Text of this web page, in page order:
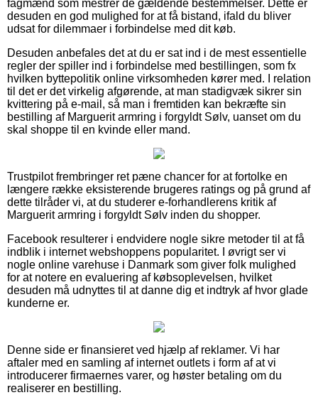
fagmænd som mestrer de gældende bestemmelser. Dette er
desuden en god mulighed for at få bistand, ifald du bliver
udsat for dilemmaer i forbindelse med dit køb.
Desuden anbefales det at du er sat ind i de mest essentielle
regler der spiller ind i forbindelse med bestillingen, som fx
hvilken byttepolitik online virksomheden kører med. I relation
til det er det virkelig afgørende, at man stadigvæk sikrer sin
kvittering på e-mail, så man i fremtiden kan bekræfte sin
bestilling af Marguerit armring i forgyldt Sølv, uanset om du
skal shoppe til en kvinde eller mand.
Trustpilot frembringer ret pæne chancer for at fortolke en
længere række eksisterende brugeres ratings og på grund af
dette tilråder vi, at du studerer e-forhandlerens kritik af
Marguerit armring i forgyldt Sølv inden du shopper.
Facebook resulterer i endvidere nogle sikre metoder til at få
indblik i internet webshoppens popularitet. I øvrigt ser vi
nogle online varehuse i Danmark som giver folk mulighed
for at notere en evaluering af købsoplevelsen, hvilket
desuden må udnyttes til at danne dig et indtryk af hvor glade
kunderne er.
Denne side er finansieret ved hjælp af reklamer. Vi har
aftaler med en samling af internet outlets i form af at vi
introducerer firmaernes varer, og høster betaling om du
realiserer en bestilling.